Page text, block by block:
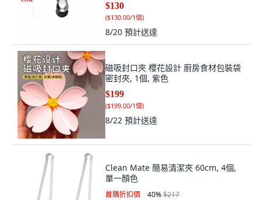
$130
($130.00/1個)
8/20 預計送達
磁吸封口夾 櫻花設計 廚房食材包裝袋
密封夾, 1個, 紫色
$199
($199.00/1個)
8/22 預計送達
Clean Mate 簡易清潔夾 60cm, 4個,
單一顏色
首購折扣價 40%$217